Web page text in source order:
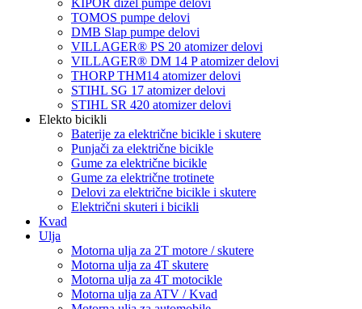
KIPOR dizel pumpe delovi
TOMOS pumpe delovi
DMB Slap pumpe delovi
VILLAGER® PS 20 atomizer delovi
VILLAGER® DM 14 P atomizer delovi
THORP THM14 atomizer delovi
STIHL SG 17 atomizer delovi
STIHL SR 420 atomizer delovi
Elekto bicikli
Baterije za električne bicikle i skutere
Punjači za električne bicikle
Gume za električne bicikle
Gume za električne trotinete
Delovi za električne bicikle i skutere
Električni skuteri i bicikli
Kvad
Ulja
Motorna ulja za 2T motore / skutere
Motorna ulja za 4T skutere
Motorna ulja za 4T motocikle
Motorna ulja za ATV / Kvad